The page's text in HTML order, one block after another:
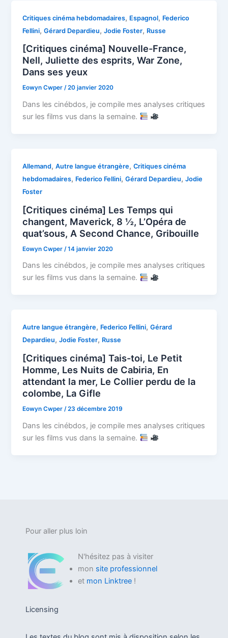
Critiques cinéma hebdomadaires, Espagnol, Federico
Fellini,Gérard Depardieu,Jodie Foster, Russe
[Critiques cinéma] Nouvelle-France,
Nell, Juliette des esprits, War Zone,
Dans ses yeux
Eowyn Cwper/20 janvier 2020
Dans les cinébdos, je compile mes analyses critiques
sur les films vus dans la semaine.
Allemand,Autre langue étrangère,Critiques cinéma
hebdomadaires, Federico Fellini,Gérard Depardieu,Jodie
Foster
[Critiques cinéma] Les Temps qui
changent, Maverick, 8 ½, L’Opéra de
quat’sous, A Second Chance, Gribouille
Eowyn Cwper /14 janvier 2020
Dans les cinébdos, je compile mes analyses critiques
sur les films vus dans la semaine.
Autre langue étrangère, Federico Fellini,Gérard
Depardieu,Jodie Foster, Russe
[Critiques cinéma] Tais-toi, Le Petit
Homme, Les Nuits de Cabiria, En
attendant la mer, Le Collier perdu de la
colombe, La Gifle
Eowyn Cwper/23 décembre 2019
Dans les cinébdos, je compile mes analyses critiques
sur les films vus dans la semaine.
Pour aller plus loin
N'hésitez pas à visiter
mon site professionnel
et mon Linktree !
Licensing